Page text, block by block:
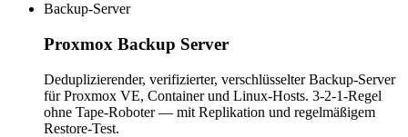
Backup-Server
Proxmox Backup Server
Deduplizierender, verifizierter, verschlüsselter Backup-Server
für Proxmox VE, Container und Linux-Hosts. 3-2-1-Regel
ohne Tape-Roboter — mit Replikation und regelmäßigem
Restore-Test.